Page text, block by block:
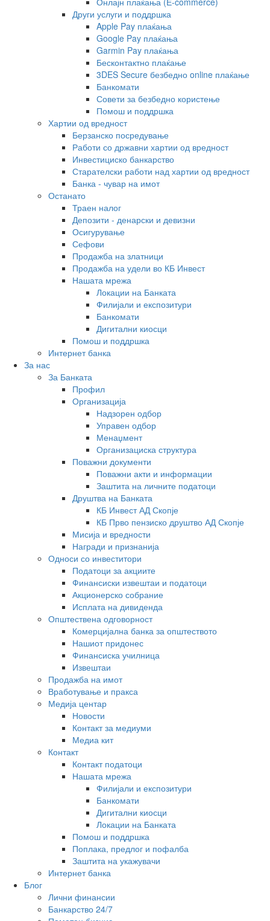
Други услуги и поддршка
Apple Pay плаќања
Google Pay плаќања
Garmin Pay плаќања
Бесконтактно плаќање
3DES Secure безбедно online плаќање
Банкомати
Совети за безбедно користење
Помош и поддршка
Хартии од вредност
Берзанско посредување
Работи со државни хартии од вредност
Инвестициско банкарство
Старателски работи над хартии од вредност
Банка - чувар на имот
Останато
Траен налог
Депозити - денарски и девизни
Осигурување
Сефови
Продажба на златници
Продажба на удели во КБ Инвест
Нашата мрежа
Локации на Банката
Филијали и експозитури
Банкомати
Дигитални киосци
Помош и поддршка
Интернет банка
За нас
За Банката
Профил
Организација
Надзорен одбор
Управен одбор
Менаџмент
Организациска структура
Поважни документи
Поважни акти и информации
Заштита на личните податоци
Друштва на Банката
КБ Инвест АД Скопје
КБ Прво пензиско друштво АД Скопје
Мисија и вредности
Награди и признанија
Односи со инвеститори
Податоци за акциите
Финансиски извештаи и податоци
Акционерско собрание
Исплата на дивиденда
Општествена одговорност
Комерцијална банка за општеството
Нашиот придонес
Финансиска училница
Извештаи
Продажба на имот
Вработување и пракса
Медија центар
Новости
Контакт за медиуми
Медиа кит
Контакт
Контакт податоци
Нашата мрежа
Филијали и експозитури
Банкомати
Дигитални киосци
Локации на Банката
Помош и поддршка
Поплака, предлог и пофалба
Заштита на укажувачи
Интернет банка
Блог
Лични финансии
Банкарство 24/7